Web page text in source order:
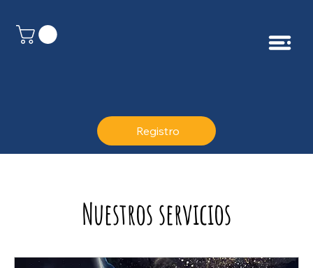
Registro
Nuestros servicios